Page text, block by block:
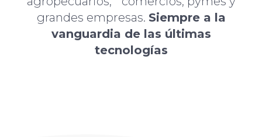
grandes empresas. Siempre a la
vanguardia de las últimas
tecnologías